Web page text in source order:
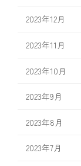
2023年12月
2023年11月
2023年10月
2023年9月
2023年8月
2023年7月